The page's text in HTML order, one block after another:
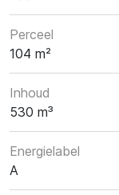
Perceel
104 m²
Inhoud
530 m³
Energielabel
A